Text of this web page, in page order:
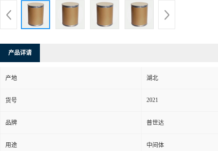
产品详请
产地 湖北
货号 2021
品牌 普世达
用途 中间体